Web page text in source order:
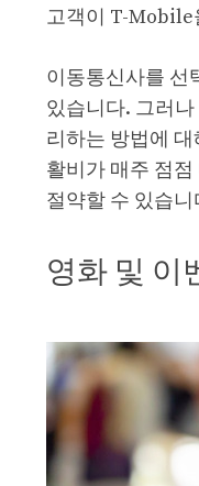
고객이 T-Mobile
이동통신사를 선
있습니다. 그러
리하는 방법에
활비가 매주 점
절약할 수 있습니
영화 및 이